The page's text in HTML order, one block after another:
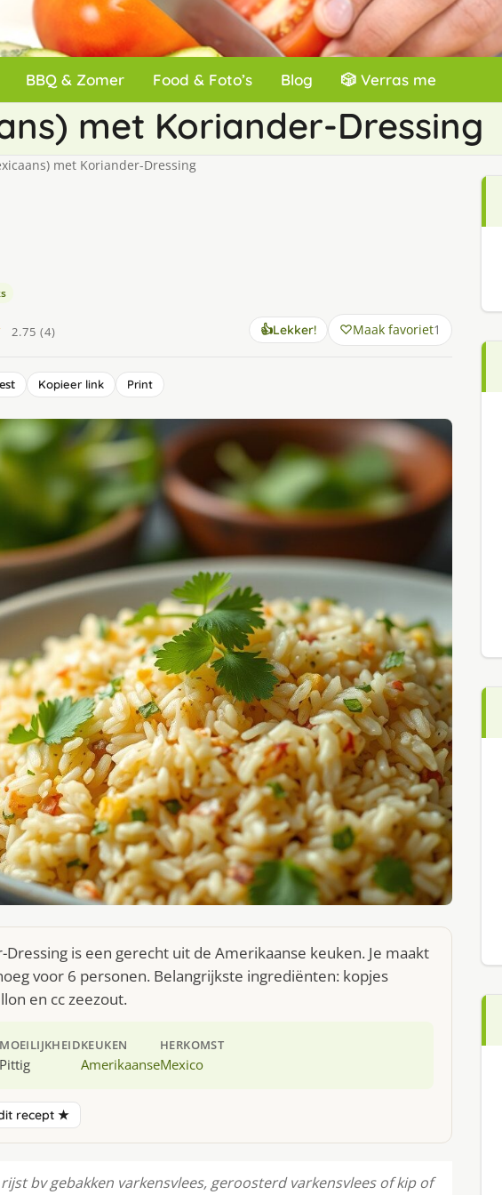
BBQ & Zomer Food & Foto’s Blog 🎲 Verras me
met Koriander-Dressing
met Koriander-Dressing
2.75 (4) 👍Lekker! Maak favoriet1
Kopieer link Print
Dressing is een gerecht uit de Amerikaanse keuken. Je maakt
voor 6 personen. Belangrijkste ingrediënten: kopjes
en cc zeezout.
MOEILIJKHEID
Pittig
KEUKEN
Amerikaanse
HERKOMST
Mexico
recept ★
rijst bv gebakken varkensvlees, geroosterd varkensvlees of kip of